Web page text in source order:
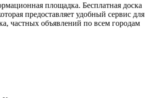
площадка. Бесплатная доска
предоставляет удобный сервис для
частных объявлений по всем городам